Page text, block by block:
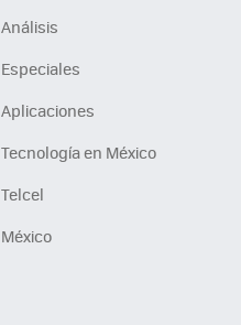
Análisis
Especiales
Aplicaciones
Tecnología en México
Telcel
México